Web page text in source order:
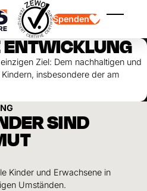
Spenden
Ziel: Dem nachhaltigen und
insbesondere der am
SIND
Kinder und Erwachsene in
Umständen.